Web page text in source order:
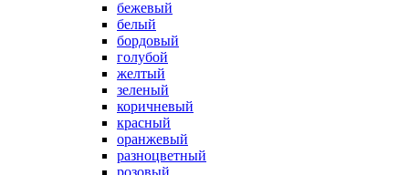
бежевый
белый
бордовый
голубой
желтый
зеленый
коричневый
красный
оранжевый
разноцветный
розовый